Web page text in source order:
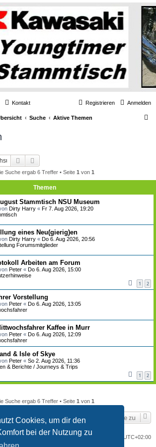
Cookies, um dir den
bei der Nutzung zu
Kontakt Anmelden
Registrieren
Suche Aktive Themen
Suche
Suche ergab 6 Treffer • Seite 1 von 1
Themen
Stammtisch NSU Museum
Dirty Harry « Fr 7. Aug 2026, 19:20
eines Neu(gierig)en
Dirty Harry « Do 6. Aug 2026, 20:56
Forumsmitglieder
Arbeiten am Forum
Peter « Do 6. Aug 2026, 15:00
1 2
Vorstellung
Peter « Do 6. Aug 2026, 13:05
Kaffee in Murr
Peter « Do 6. Aug 2026, 12:09
& Isle of Skye
Peter « So 2. Aug 2026, 11:36
& Berichte / Journeys & Trips
1 2
Suche ergab 6 Treffer • Seite 1 von 1
Gehe zu
Alle Zeiten sind UTC+02:00